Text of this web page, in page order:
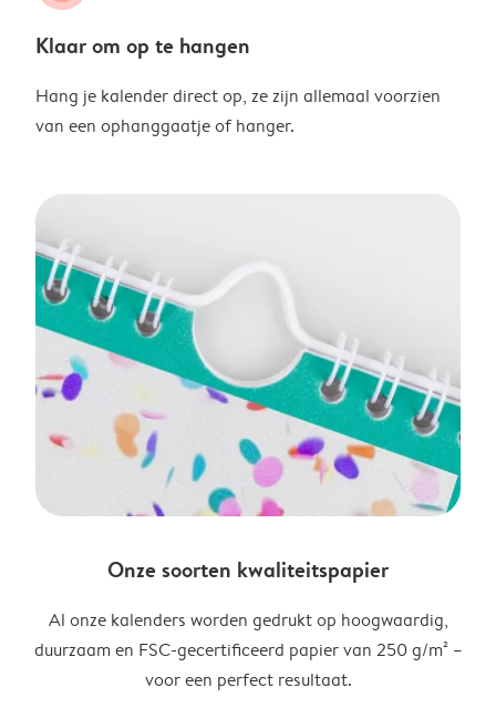
Klaar om op te hangen
Hang je kalender direct op, ze zijn allemaal voorzien
van een ophanggaatje of hanger.
Onze soorten kwaliteitspapier
Al onze kalenders worden gedrukt op hoogwaardig,
duurzaam en FSC-gecertificeerd papier van 250 g/m² –
voor een perfect resultaat.